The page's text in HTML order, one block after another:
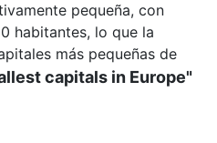
pequeña, con
habitantes, lo que la
más pequeñas de
capitals in Europe"